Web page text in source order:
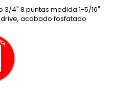
4" 8 puntas medida 1-5/16"
acabado fosfatado